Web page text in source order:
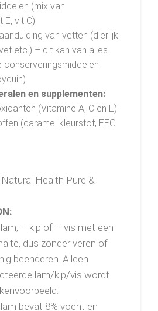
(mix van
E, vit C)
van vetten (dierlijk
etc.) – dit kan van alles
conserveringsmiddelen
en supplementen:
(Vitamine A, C en E)
(caramel kleurstof, EEG
Natural Health Pure &
– kip of – vis met een
dus zonder veren of
beenderen. Alleen
lam/kip/vis wordt
bevat 8% vocht en